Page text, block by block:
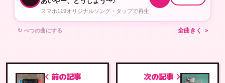
スマホ119オリジナルソング・タップで再生
↻ べつの曲にする 全曲きく ＞
前の記事
次の記事